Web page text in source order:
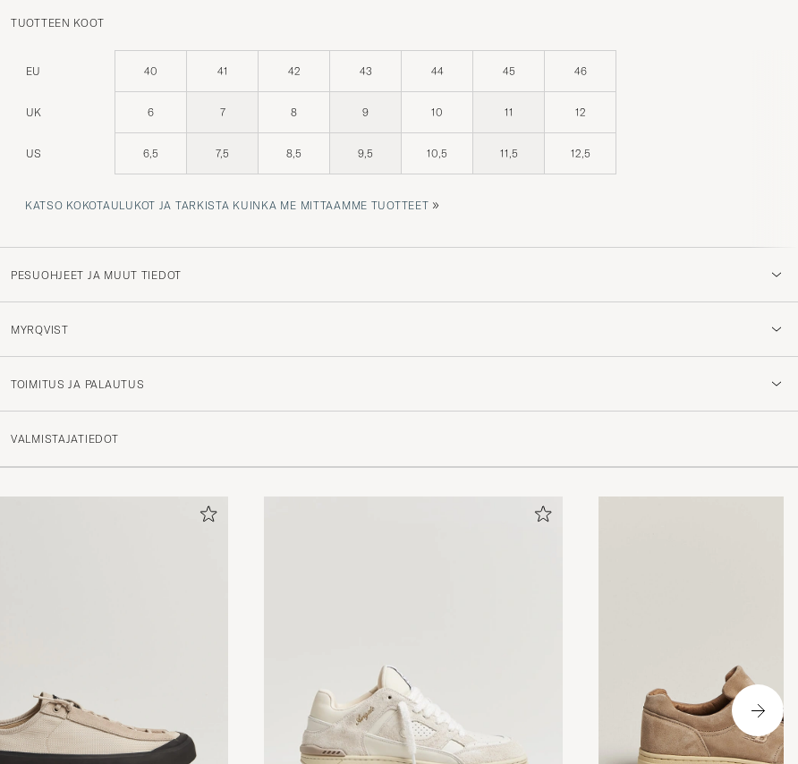
TUOTTEEN KOOT
EU 40 41 42 43 44 45 46
UK 6 7 8 9 10 11 12
US 6,5 7,5 8,5 9,5 10,5 11,5 12,5
KATSO KOKOTAULUKOT JA TARKISTA KUINKA ME MITTAAMME TUOTTEET »
PESUOHJEET JA MUUT TIEDOT
MYRQVIST
TOIMITUS JA PALAUTUS
VALMISTAJATIEDOT